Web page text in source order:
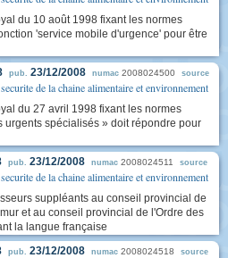
du 10 août 1998 fixant les normes
'service mobile d'urgence' pour être
pub. 23/12/2008 numac 2008024500 source
de la chaine alimentaire et environnement
du 27 avril 1998 fixant les normes
spécialisés » doit répondre pour
pub. 23/12/2008 numac 2008024511 source
de la chaine alimentaire et environnement
suppléants au conseil provincial de
et au conseil provincial de l'Ordre des
la langue française
pub. 23/12/2008 numac 2008024518 source